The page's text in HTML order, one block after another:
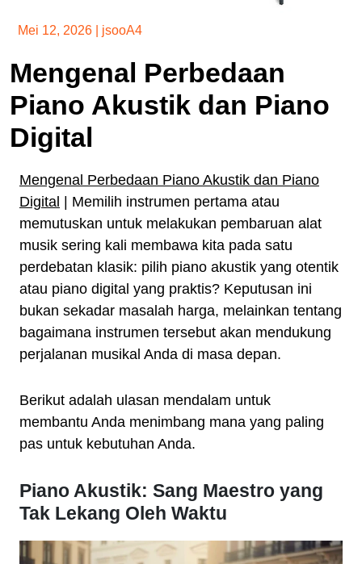
Mei 12, 2026 jsooA4
Mengenal Perbedaan
Piano Akustik dan Piano
Digital
Mengenal Perbedaan Piano Akustik dan Piano
Digital
| Memilih instrumen pertama atau
memutuskan untuk melakukan pembaruan alat
musik sering kali membawa kita pada satu
perdebatan klasik: pilih piano akustik yang otentik
atau piano digital yang praktis? Keputusan ini
bukan sekadar masalah harga, melainkan tentang
bagaimana instrumen tersebut akan mendukung
perjalanan musikal Anda di masa depan.
Berikut adalah ulasan mendalam untuk
membantu Anda menimbang mana yang paling
pas untuk kebutuhan Anda.
Piano Akustik: Sang Maestro yang
Tak Lekang Oleh Waktu